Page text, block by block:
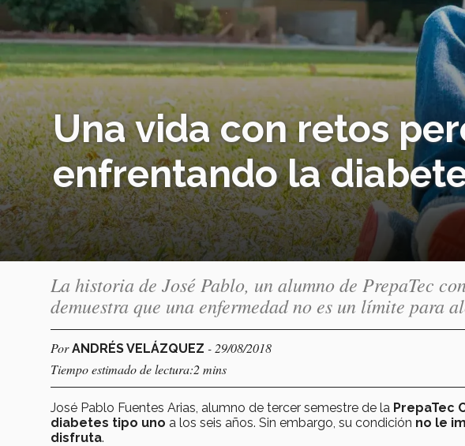
Una vida con retos
enfrentando la
La historia de José Pablo, un alumno de PrepaTec
demuestra que una enfermedad no es un límite para
PorANDRÉS VELÁZQUEZ - 29/08/2018
Tiempo estimado de lectura:2 mins
José Pablo Fuentes Arias, alumno de tercer semestre de la PrepaTec
diabetes tipo uno a los seis años. Sin embargo, su condición no le
disfruta.